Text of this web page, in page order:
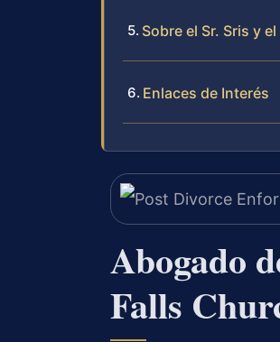
Sobre el Sr. Sris y
Enlaces de Interés
Abogado
Falls